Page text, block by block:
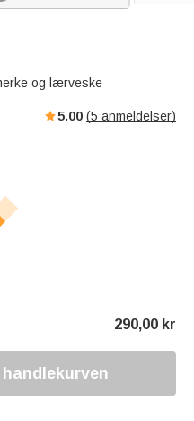
og lærveske
5.00 (5 anmeldelser)
290,00 kr